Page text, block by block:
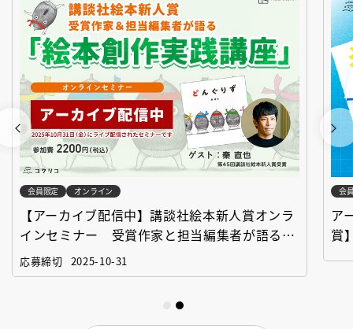
会員限定 オンライン
【アーカイブ配信中】講談社絵本新人賞オンラ
インセミナー 受賞作家と担当編集者が語る
「絵本創作実践講座」
応募締切 2025-10-31
会
ア
賞